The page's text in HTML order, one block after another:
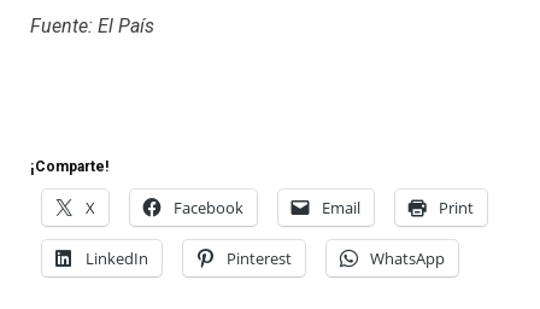
Fuente: El País
¡Comparte!
X Facebook Email Print
LinkedIn Pinterest WhatsApp